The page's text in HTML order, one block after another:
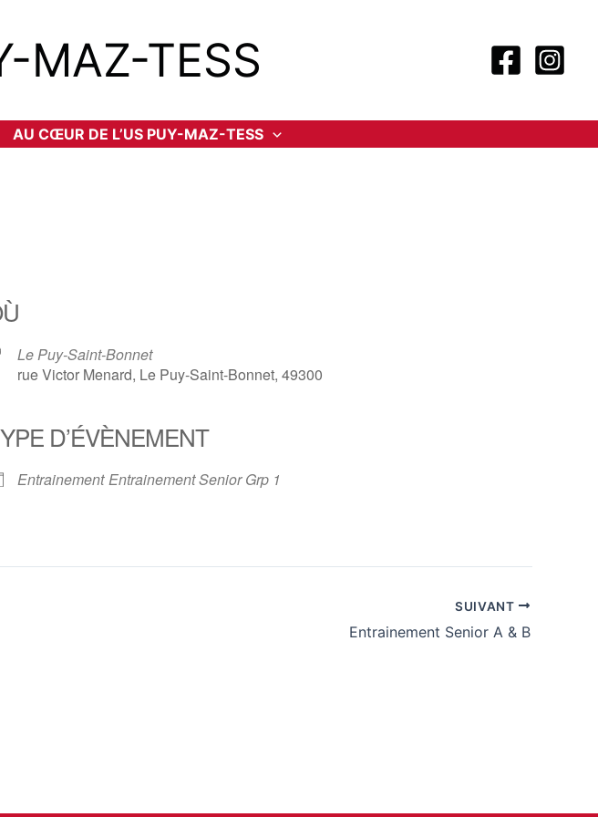
MAZ-TESS
AU CŒUR DE L’US PUY-MAZ-TESS
Le Puy-Saint-Bonnet
rue Victor Menard, Le Puy-Saint-Bonnet, 49300
D’ÉVÈNEMENT
Entrainement Entrainement Senior Grp 1
SUIVANT
Entrainement Senior A & B